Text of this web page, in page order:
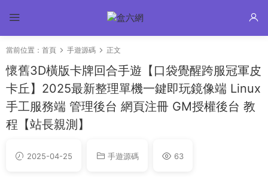
當前位置： 首頁 手遊源碼 正文
懷舊3D橫版卡牌回合手遊【口袋覺醒跨服冠軍皮
卡丘】2025最新整理單機一鍵即玩鏡像端 Linux
手工服務端 管理後台 網頁注冊 GM授權後台 教
程【站長親測】
2025-04-25 手遊源碼 63